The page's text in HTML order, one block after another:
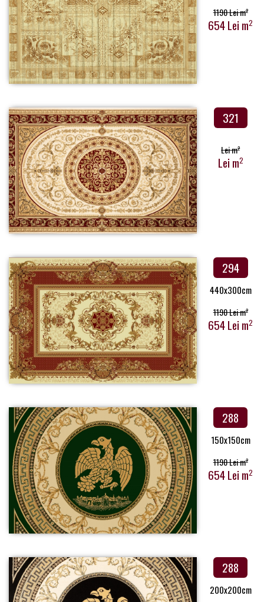
1190 Lei m2
654 Lei m2
321
Lei m2
Lei m2
294
440x300cm
1190 Lei m2
654 Lei m2
288
150x150cm
1190 Lei m2
654 Lei m2
288
200x200cm